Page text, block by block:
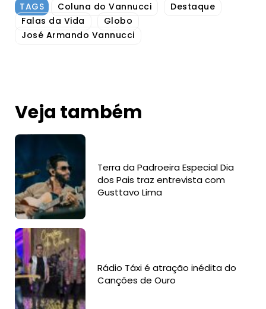
TAGS Coluna do Vannucci
Destaque
Falas da Vida
Globo
José Armando Vannucci
Veja também
Terra da Padroeira Especial Dia
dos Pais traz entrevista com
Gusttavo Lima
Rádio Táxi é atração inédita do
Canções de Ouro